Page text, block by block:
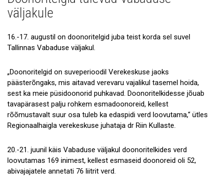
Galerii
Koostöö
Tule ekskursioonile!
Andmekaitse
väljakule
16.-17. augustil on doonoritelgid juba teist korda sel suvel
Tallinnas Vabaduse väljakul.
„Doonoritelgid on suveperioodil Verekeskuse jaoks
päästerõngaks, mis aitavad verevaru vajalikul tasemel hoida,
sest ka meie püsidoonorid puhkavad. Doonoritelkidesse jõuab
tavapärasest palju rohkem esmadoonoreid, kellest
rõõmustavalt suur osa tuleb ka edaspidi verd loovutama,“ ütles
Regionaalhaigla verekeskuse juhataja dr Riin Kullaste.
20.-21. juunil käis Vabaduse väljakul doonoritelkides verd
loovutamas 169 inimest, kellest esmaseid doonoreid oli 52,
abivajajatele annetati 76 liitrit verd.